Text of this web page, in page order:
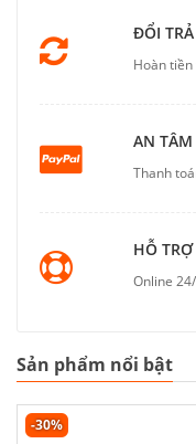
ĐỔI
Hoàn
AN
Thanh
HỖ
Online
Sản phẩm nổi bật
-30%